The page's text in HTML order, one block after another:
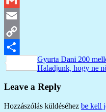
Gmail
Email
Copy
Link
Ossza
Bejegyzés
navigáció
Previous
Post:
Gyurta Dani 200
Next
Haladjunk, hogy ne
Leave a Reply
Hozzászólás küldéséhez be kell